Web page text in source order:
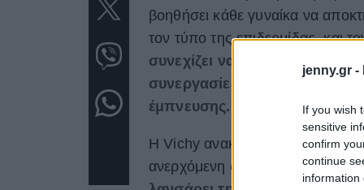
jenny.gr -
If you wish
sensitive
confirm
continue
information
βοηθήσει κάθε γυναίκα να
τον τύπο της επιδερμίδας, και
συνεχίζει να στηρίζει
συνεργασίες με σύγχρονες
έμπνευσης.
Η Vichy ανακοινώνει
ανερχόμενη σχεδιάστρια που,